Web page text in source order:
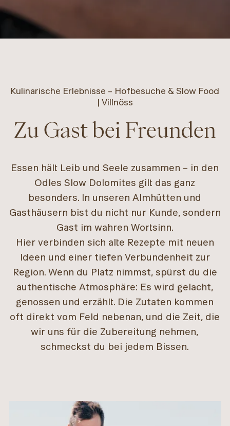
Kulinarische Erlebnisse – Hofbesuche & Slow Food
| Villnöss
Zu Gast bei Freunden
Essen hält Leib und Seele zusammen – in den
Odles Slow Dolomites gilt das ganz
besonders. In unseren Almhütten und
Gasthäusern bist du nicht nur Kunde, sondern
Gast im wahren Wortsinn.
Hier verbinden sich alte Rezepte mit neuen
Ideen und einer tiefen Verbundenheit zur
Region. Wenn du Platz nimmst, spürst du die
authentische Atmosphäre: Es wird gelacht,
genossen und erzählt. Die Zutaten kommen
oft direkt vom Feld nebenan, und die Zeit, die
wir uns für die Zubereitung nehmen,
schmeckst du bei jedem Bissen.